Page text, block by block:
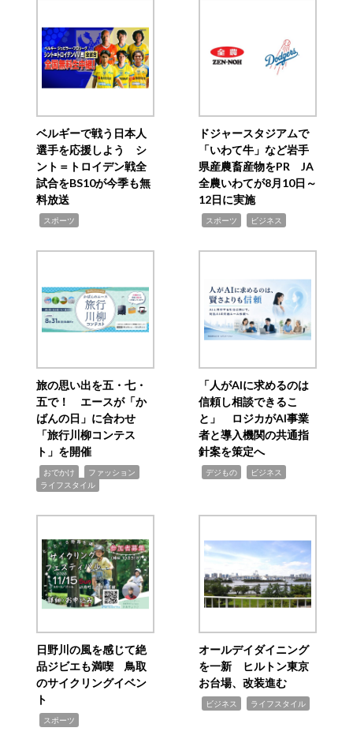
ベルギーで戦う日本人
選手を応援しよう シ
ント＝トロイデン戦全
試合をBS10が今季も無
料放送
スポーツ
ドジャースタジアムで
「いわて牛」など岩手
県産農畜産物をPR JA
全農いわてが8月10日～
12日に実施
スポーツ ビジネス
旅の思い出を五・七・
五で！ エースが「か
ばんの日」に合わせ
「旅行川柳コンテス
ト」を開催
おでかけ ファッション
ライフスタイル
「人がAIに求めるのは
信頼し相談できるこ
と」 ロジカがAI事業
者と導入機関の共通指
針案を策定へ
デジもの ビジネス
日野川の風を感じて絶
品ジビエも満喫 鳥取
のサイクリングイベン
ト
スポーツ
オールデイダイニング
を一新 ヒルトン東京
お台場、改装進む
ビジネス ライフスタイル